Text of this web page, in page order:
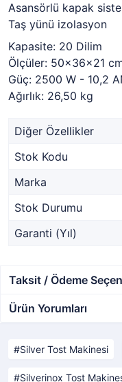
Asansörlü kapak
Taş yünü izolasyon
Kapasite: 20 Dilim
Ölçüler: 50x36x21
Güç: 2500 W - 10,2
Ağırlık: 26,50 kg
Diğer Özellikler
Stok Kodu
Marka
Stok Durumu
Garanti (Yıl)
Taksit / Ödeme
Ürün Yorumları
Silver Tost Makinesi
Silverinox Tost